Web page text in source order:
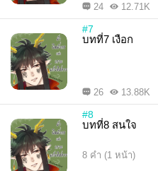
24 12.71K
#7
บทที่7 เงือก
26 13.88K
#8
บทที่8 สนใจ
8 คำ (1 หน้า)